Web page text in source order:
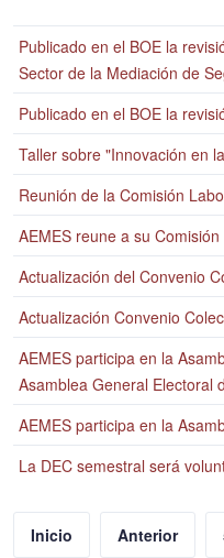
Publicado en el BOE la
Sector de la Mediación de
Publicado en el BOE la
Taller sobre "Innovación en
Reunión de la Comisión
AEMES reune a su
Actualización del Convenio
Actualización Convenio
AEMES participa en la
Asamblea General Electoral
AEMES participa en la
La DEC semestral será
Inicio Anterior